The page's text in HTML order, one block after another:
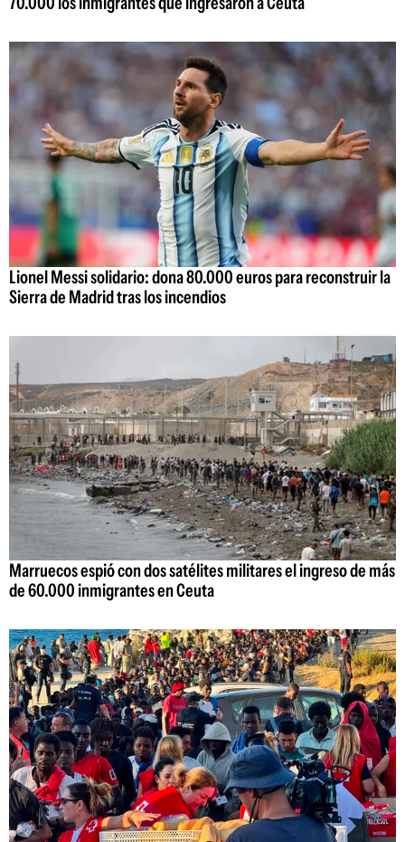
Lionel Messi solidario: dona 80.000 euros para reconstruir la
Sierra de Madrid tras los incendios
Marruecos espió con dos satélites militares el ingreso de más
de 60.000 inmigrantes en Ceuta